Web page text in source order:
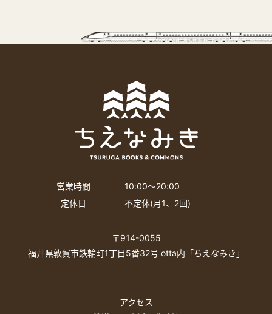
営業時間
10:00〜20:00
定休日
不定休(月1、2回)
〒914-0055
福井県敦賀市鉄輪町1丁目5番32号 otta内「ちえなみき」
アクセス